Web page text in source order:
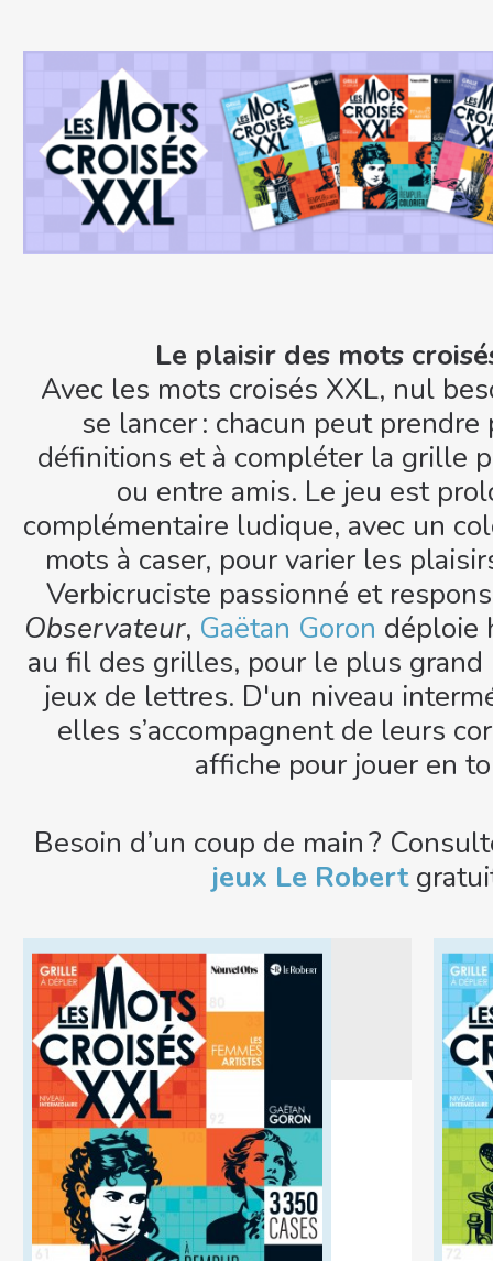
Le plaisir des mots
Avec les mots croisés XXL, nul
se lancer : chacun peut
définitions et à compléter la grille
ou entre amis. Le jeu est
complémentaire ludique, avec un
mots à caser, pour varier les
Verbicruciste passionné et
Observateur, Gaëtan Goron déploie
au fil des grilles, pour le plus grand
jeux de lettres. D'un niveau
elles s’accompagnent de leurs
affiche pour jouer en
Besoin d’un coup de main ?
jeux Le Robert